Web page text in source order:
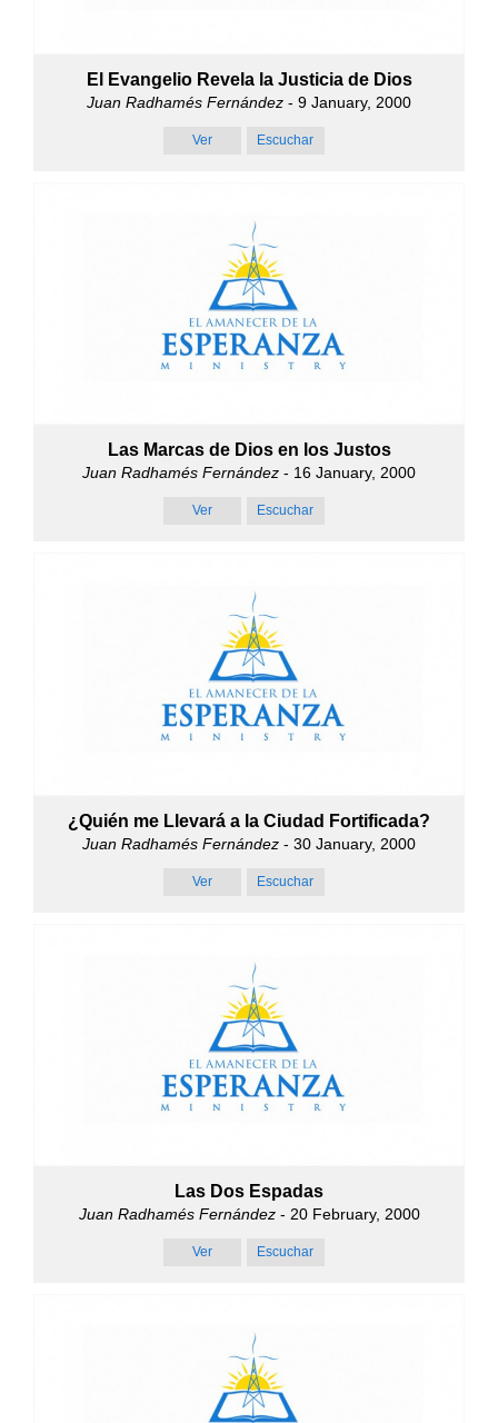
El Evangelio Revela la Justicia de Dios
Juan Radhamés Fernández - 9 January, 2000
Ver Escuchar
Las Marcas de Dios en los Justos
Juan Radhamés Fernández - 16 January, 2000
Ver Escuchar
¿Quién me Llevará a la Ciudad Fortificada?
Juan Radhamés Fernández - 30 January, 2000
Ver Escuchar
Las Dos Espadas
Juan Radhamés Fernández- 20 February, 2000
Ver Escuchar